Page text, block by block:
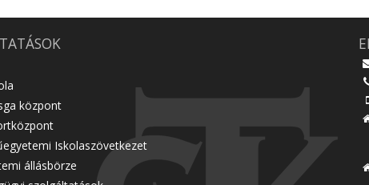
központ
Iskolaszövetkezet
állásbörze